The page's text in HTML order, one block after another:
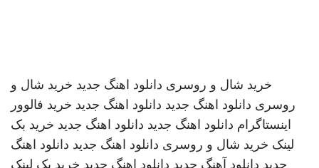
خرید شال و روسری دانلود اهنگ جدید خرید شال و
روسری دانلود اهنگ جدید دانلود اهنگ جدید خرید فالوور
اینستاگرام دانلود اهنگ جدید دانلود اهنگ جدید خرید بک
لینک خرید شال و روسری دانلود اهنگ جدید دانلود اهنگ
جدید دانلود آهنگ جدید دانلود اهنگ جدید خرید بک لینک